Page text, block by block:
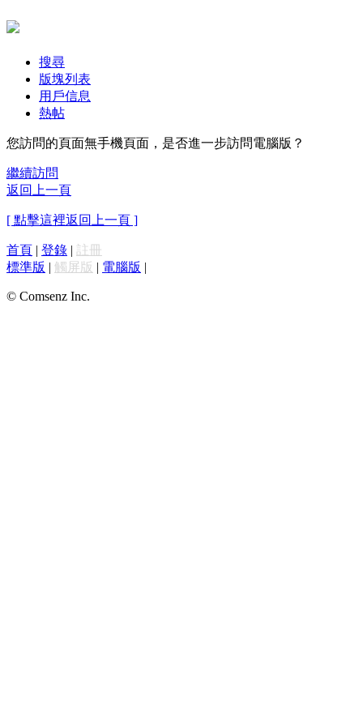
搜尋
版塊列表
用戶信息
熱帖
您訪問的頁面無手機頁面，是否進一步訪問電腦版？
繼續訪問
返回上一頁
[ 點擊這裡返回上一頁 ]
首頁 | 登錄 | 註冊
標準版 | 觸屏版 | 電腦版 |
© Comsenz Inc.